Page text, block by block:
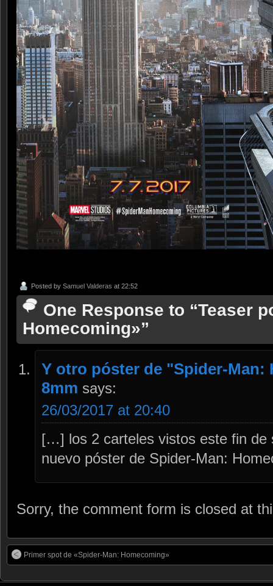
Posted by Samuel Valderas at 22:52
One Response to “Teaser
Homecoming»”
Y otro póster de "Spider-Man:
8mm says:
26/03/2017 at 20:40
[…] los 2 carteles vistos este fin de
nuevo póster de Spider-Man:
Sorry, the comment form is closed at
Primer spot de «Spider-Man: Homecoming»